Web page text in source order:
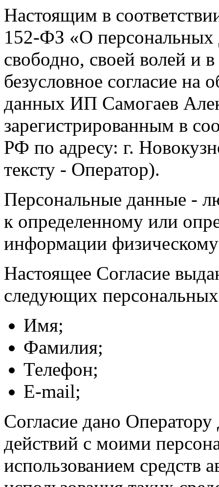
Настоящим в
152-ФЗ «О персональных
свободно, своей волей и
безусловное согласие на
данных ИП Самогаев
зарегистрированным в
РФ по адресу: г.
тексту - Оператор).
Персональные данные -
к определенному или
информации
Настоящее Согласие
следующих
Имя;
Фамилия;
Телефон;
E-mail;
Согласие дано
действий с моими
использованием средств